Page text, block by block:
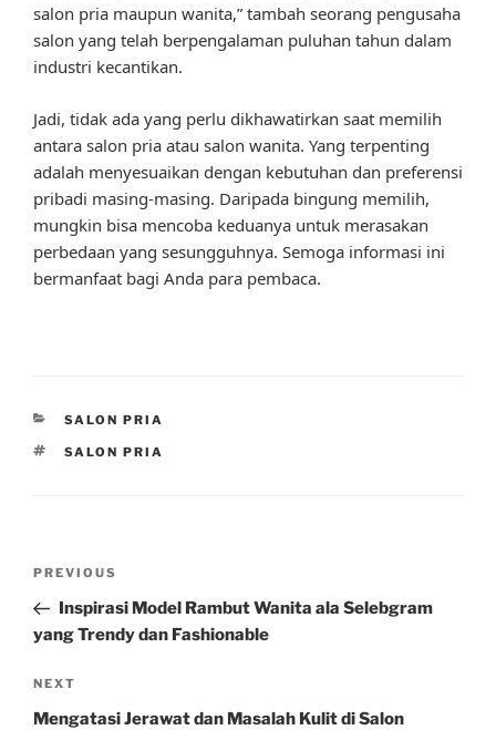
salon pria maupun wanita,” tambah seorang pengusaha
salon yang telah berpengalaman puluhan tahun dalam
industri kecantikan.
Jadi, tidak ada yang perlu dikhawatirkan saat memilih
antara salon pria atau salon wanita. Yang terpenting
adalah menyesuaikan dengan kebutuhan dan preferensi
pribadi masing-masing. Daripada bingung memilih,
mungkin bisa mencoba keduanya untuk merasakan
perbedaan yang sesungguhnya. Semoga informasi ini
bermanfaat bagi Anda para pembaca.
CATEGORIES
SALON PRIA
TAGS
SALON PRIA
Previous
Post
PREVIOUS
Inspirasi Model Rambut Wanita ala Selebgram
yang Trendy dan Fashionable
Next
Post
NEXT
Mengatasi Jerawat dan Masalah Kulit di Salon